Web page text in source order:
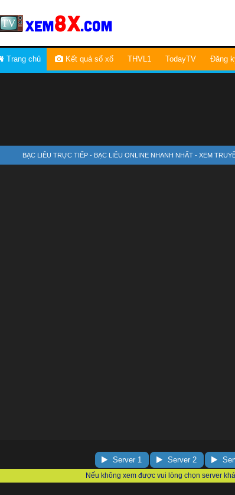
Trang chủ Kết quả sổ xố THVL1 TodayTV Đăng
BẠC LIÊU TRỰC TIẾP - BẠC LIÊU ONLINE NHANH NHẤT - XEM
Server 1 Server 2